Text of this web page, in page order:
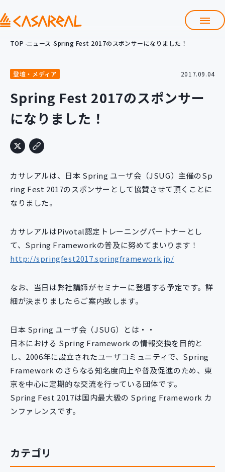
会社情報
サービス
プロダクト開発支援
クラウド導入支援
システム構築支援
研修サービス
定型コース 新入社員コース
カスタマイズコース
新規開発サービス
パッケージ開発
導入事例
イベント・セミナー
採用情報
Contact
TOP ニュース Spring Fest 2017のスポンサーになりました！
登壇・メディア 2017.09.04
Spring Fest 2017のスポンサー
になりました！
カサレアルは、日本 Spring ユーザ会（JSUG）主催のSp
ring Fest 2017のスポンサーとして協賛させて頂くことに
なりました。
カサレアルはPivotal認定トレーニングパートナーとし
て、Spring Frameworkの普及に努めてまいります！
http://springfest2017.springframework.jp/
なお、当日は弊社講師がセミナーに登壇する予定です。詳
細が決まりましたらご案内致します。
日本 Spring ユーザ会（JSUG）とは・・
日本における Spring Framework の情報交換を目的と
し、2006年に設立されたユーザコミュニティで、Spring
Framework のさらなる知名度向上や普及促進のため、東
京を中心に定期的な交流を行っている団体です。
Spring Fest 2017は国内最大級の Spring Framework カ
ンファレンスです。
カテゴリ